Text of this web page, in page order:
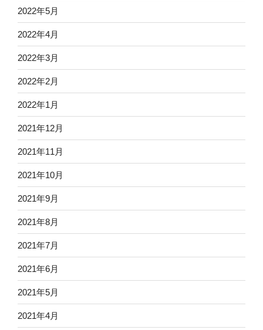
2022年5月
2022年4月
2022年3月
2022年2月
2022年1月
2021年12月
2021年11月
2021年10月
2021年9月
2021年8月
2021年7月
2021年6月
2021年5月
2021年4月